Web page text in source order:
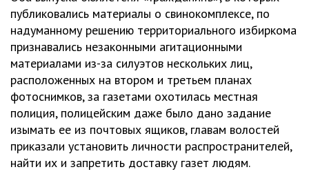
публиковались материалы о свинокомплексе, по
надуманному решению территориального избиркома
признавались незаконными агитационными
материалами из-за силуэтов нескольких лиц,
расположенных на втором и третьем планах
фотоснимков, за газетами охотилась местная
полиция, полицейским даже было дано задание
изымать ее из почтовых ящиков, главам волостей
приказали установить личности распространителей,
найти их и запретить доставку газет людям.